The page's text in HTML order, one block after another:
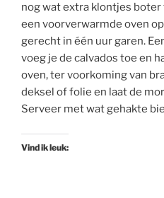
nog wat extra klontjes
een voorverwarmde oven
gerecht in één uur garen.
voeg je de calvados toe en
oven, ter voorkoming van
deksel of folie en laat de
Serveer met wat gehakte
Vind ik leuk: